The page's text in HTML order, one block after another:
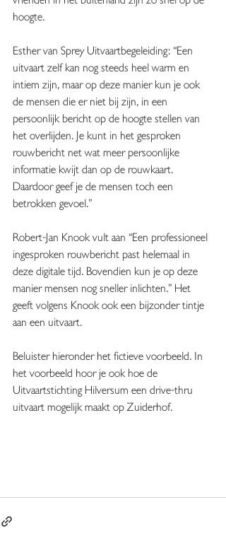
hoogte.
Esther van Sprey Uitvaartbegeleiding: “Een
uitvaart zelf kan nog steeds heel warm en
intiem zijn, maar op deze manier kun je ook
de mensen die er niet bij zijn, in een
persoonlijk bericht op de hoogte stellen van
het overlijden. Je kunt in het gesproken
rouwbericht net wat meer persoonlijke
informatie kwijt dan op de rouwkaart.
Daardoor geef je de mensen toch een
betrokken gevoel.”
Robert-Jan Knook vult aan “Een professioneel
ingesproken rouwbericht past helemaal in
deze digitale tijd. Bovendien kun je op deze
manier mensen nog sneller inlichten." Het
geeft volgens Knook ook een bijzonder tintje
aan een uitvaart.
Beluister hieronder het fictieve voorbeeld. In
het voorbeeld hoor je ook hoe de
Uitvaartstichting Hilversum een drive-thru
uitvaart mogelijk maakt op Zuiderhof.